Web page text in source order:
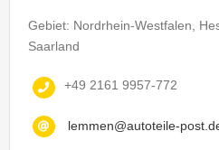
Gebiet: Nordrhein-Westfalen,
Saarland
+49 2161 9957-772
lemmen@autoteile-